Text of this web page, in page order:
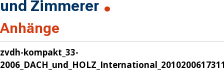
und Zimmerer
Anhänge
zvdh-kompakt_33-